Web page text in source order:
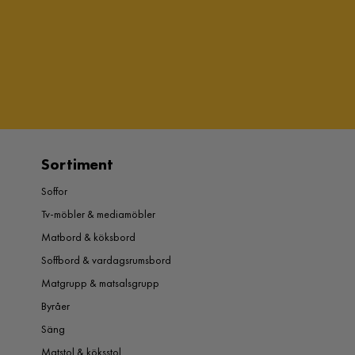
Sortiment
Soffor
Tv-möbler & mediamöbler
Matbord & köksbord
Soffbord & vardagsrumsbord
Matgrupp & matsalsgrupp
Byråer
Säng
Matstol & köksstol